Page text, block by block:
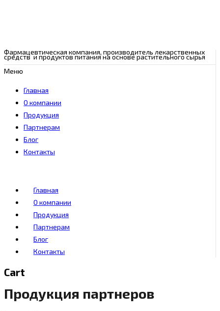
Фармацевтическая компания, производитель лекарственных
средств и продуктов питания на основе растительного сырья
Меню
Главная
О компании
Продукция
Партнерам
Блог
Контакты
Главная
О компании
Продукция
Партнерам
Блог
Контакты
Cart
Продукция партнеров